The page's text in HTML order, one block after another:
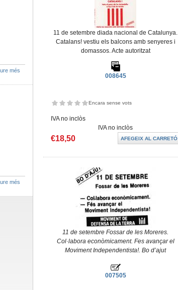
11 de setembre diada nacional de Catalunya.
Catalans! vestiu els balcons amb senyeres i
domassos. Acte autoritzat
008645
Encara sense vots
IVA no inclòs
IVA no inclòs
€18,50
11 de setembre Fossar de les Moreres.
Col·labora econòmicament. Fes avançar el
Moviment Independentista!. Bo d’ajut
007505
més
més